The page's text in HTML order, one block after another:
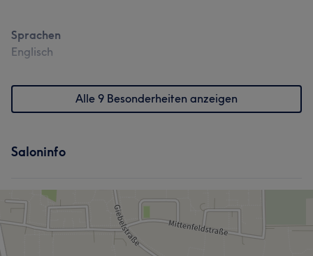
Sprachen
Englisch
Alle 9 Besonderheiten anzeigen
Saloninfo